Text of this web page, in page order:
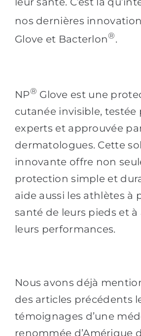
nos dernières
Glove et Bacterlon®.
NP® Glove est une
cutanée invisible, testée
experts et approuvée
dermatologues. Cette
innovante offre non
protection simple et
aide aussi les athlètes à
santé de leurs pieds et
leurs performances.
Nous avons déjà
des articles précédents
témoignages d’une
renommée d’Amérique